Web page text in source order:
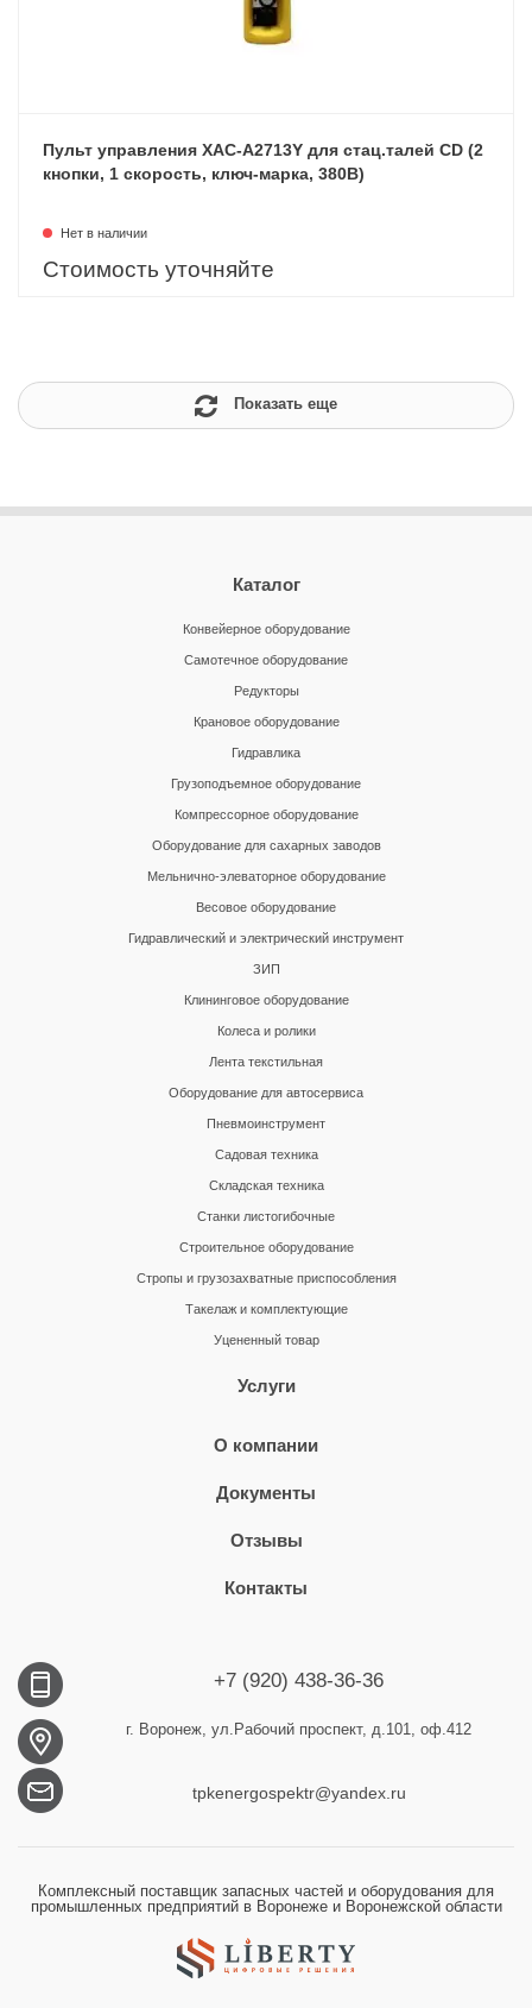
Пульт управления XAC-A2713Y для стац.талей CD (2
кнопки, 1 скорость, ключ-марка, 380В)
Нет в наличии
Стоимость уточняйте
Показать еще
Каталог
Конвейерное оборудование
Самотечное оборудование
Редукторы
Крановое оборудование
Гидравлика
Грузоподъемное оборудование
Компрессорное оборудование
Оборудование для сахарных заводов
Мельнично-элеваторное оборудование
Весовое оборудование
Гидравлический и электрический инструмент
ЗИП
Клининговое оборудование
Колеса и ролики
Лента текстильная
Оборудование для автосервиса
Пневмоинструмент
Садовая техника
Складская техника
Станки листогибочные
Строительное оборудование
Стропы и грузозахватные приспособления
Такелаж и комплектующие
Уцененный товар
Услуги
О компании
Документы
Отзывы
Контакты
+7 (920) 438-36-36
г. Воронеж, ул.Рабочий проспект, д.101, оф.412
tpkenergospektr@yandex.ru
Комплексный поставщик запасных частей и оборудования для
промышленных предприятий в Воронеже и Воронежской области